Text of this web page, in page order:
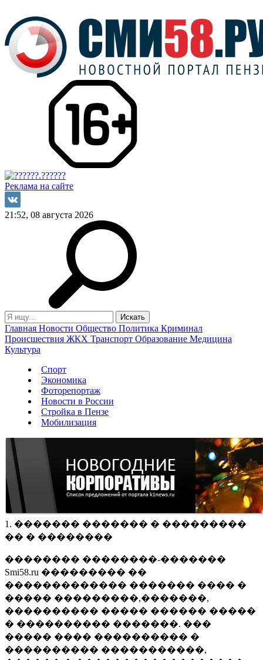
Реклама на сайте
21:52, 08 августа 2026
Главная Новости Общество Политика Криминал
Происшествия ЖКХ Транспорт Образование Медицина
Культура
Спорт
Экономика
Фоторепортаж
Новости в России
Стройка в Пензе
Мобилизация
1. ������� ������� � ���������
�� � ��������
�������� ��������-�������
Smi58.ru ��������� ��
������������� ������� ���� �
����� ���������,�������,
���������� ����� ������ �����
� ���������� �������. ���
����� ���� ���������� �
���������� �����������,